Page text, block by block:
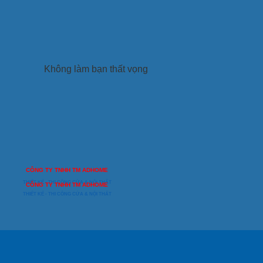
CÔNG TY TNHH TM ADHOME
THIẾT KẾ - THI CÔNG CỬA & NỘI THẤT
Không làm bạn thất vọng
CÔNG TY TNHH TM ADHOME